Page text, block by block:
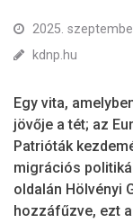
2025.
kdnp.hu
Egy vita,
jövője a tét; az
Patrióták
migrációs
oldalán Hölvényi
hozzáfűzve, ezt